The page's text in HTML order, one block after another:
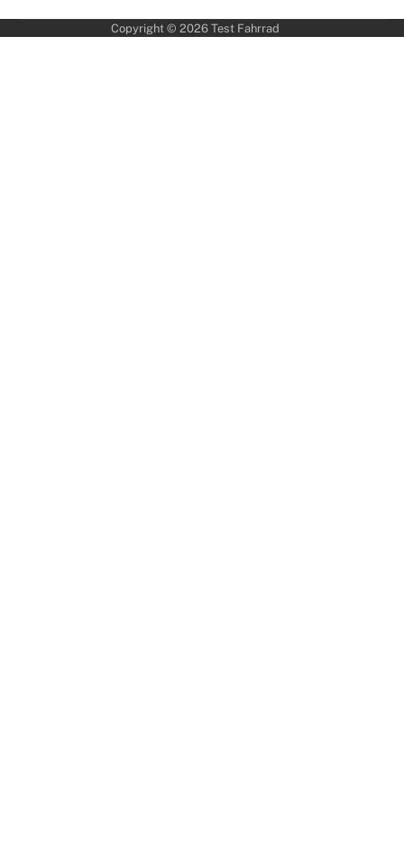
Copyright © 2026 Test Fahrrad